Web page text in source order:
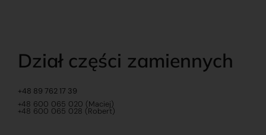
Dział części zamiennych
+48 89 762 17 39
+48 600 065 020 (Maciej)
+48 600 065 028 (Robert)